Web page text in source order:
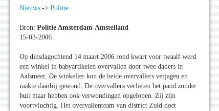
Nieuws -> Politie
Bron: Politie Amsterdam-Amstelland
15-03-2006
Op dinsdagochtend 14 maart 2006 rond kwart voor twaalf werd
een winkel in babyartikelen overvallen door twee daders in
Aalsmeer. De winkelier kon de beide overvallers verjagen en
raakte daarbij gewond. De overvallers verlieten het pand zonder
buit maar hebben ook verwondingen opgelopen. Zij zijn
voortvluchtig. Het overvallenteam van district Zuid doet